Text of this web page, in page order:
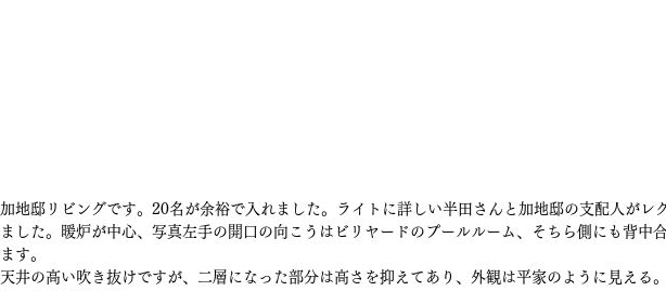
加地邸リビングです。20名が余裕で入れました。ライトに詳しい半田さんと加地邸の支配人がレ
ました。暖炉が中心、写真左手の開口の向こうはビリヤードのプールルーム、そちら側にも背中
ます。
天井の高い吹き抜けですが、二層になった部分は高さを抑えてあり、外観は平家のように見える